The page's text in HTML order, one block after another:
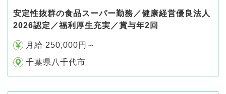
安定性抜群の食品スーパー勤務／健康経営優良法人
2026認定／福利厚生充実／賞与年2回
月給 250,000円～
千葉県八千代市